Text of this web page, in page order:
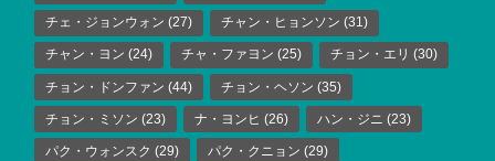
チェ・ジョンウォン (27) チャン・ヒョンソン (31)
チャン・ヨン (24) チャ・ファヨン (25) チョン・エリ (30)
チョン・ドンファン (44) チョン・ヘソン (35)
チョン・ミソン (23) ナ・ヨンヒ (26) ハン・ジニ (23)
パク・ウォンスク (29) パク・クニョン (29)